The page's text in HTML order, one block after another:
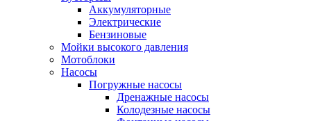
Аккумуляторные
Электрические
Бензиновые
Мойки высокого давления
Мотоблоки
Насосы
Погружные насосы
Дренажные насосы
Колодезные насосы